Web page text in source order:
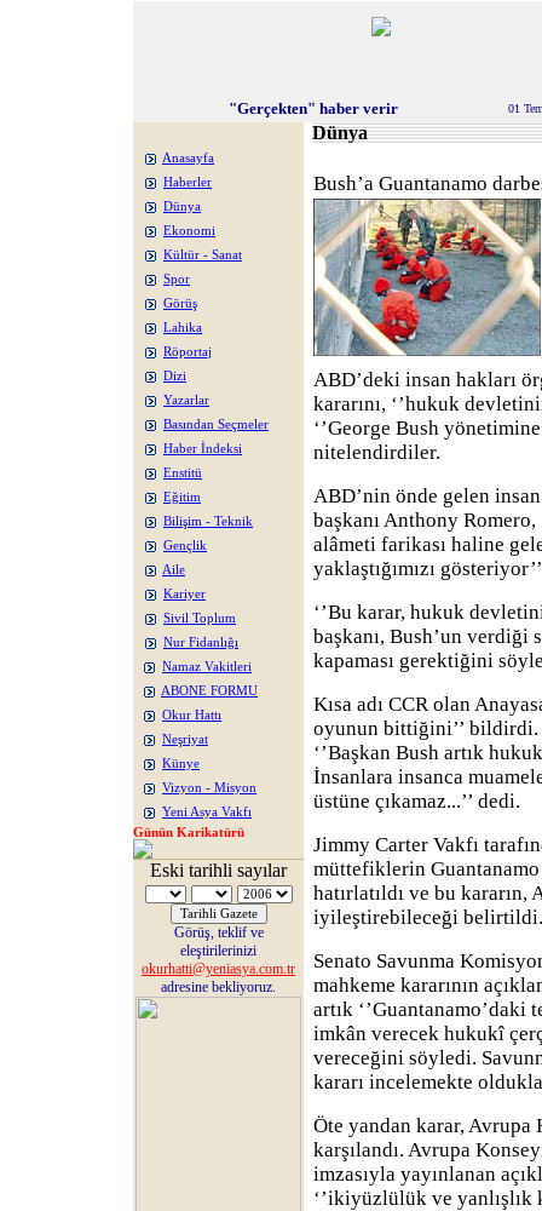
"Gerçekten" haber verir 01
Anasayfa
Haberler
Dünya
Ekonomi
Kültür - Sanat
Spor
Görüş
Lahika
Röportaj
Dizi
Yazarlar
Basından Seçmeler
Haber İndeksi
Enstitü
Eğitim
Bilişim - Teknik
Gençlik
Aile
Kariyer
Sivil Toplum
Nur Fidanlığı
Namaz Vakitleri
ABONE FORMU
Okur Hattı
Neşriyat
Künye
Vizyon - Misyon
Yeni Asya Vakfı
Günün Karikatürü
Eski tarihli sayılar
Görüş, teklif ve
eleştirilerinizi
okurhatti@yeniasya.com.tr
adresine bekliyoruz.
Dünya
Bush’a Guantanamo
ABD’deki insan hakları
kararını, ‘’hukuk
‘’George Bush
nitelendirdiler.
ABD’nin önde gelen
başkanı Anthony Romero,
alâmeti farikası haline
yaklaştığımızı
‘’Bu karar, hukuk
başkanı, Bush’un verdiği
kapaması gerektiğini
Kısa adı CCR olan
oyunun bittiğini’’
‘’Başkan Bush artık
İnsanlara insanca
üstüne çıkamaz...’’ dedi.
Jimmy Carter Vakfı
müttefiklerin
hatırlatıldı ve bu
iyileştirebileceği belirtildi.
Senato Savunma
mahkeme kararının
artık ‘’Guantanamo’daki
imkân verecek hukukî
vereceğini söyledi.
kararı incelemekte
Öte yandan karar,
karşılandı. Avrupa
imzasıyla yayınlanan
‘’ikiyüzlülük ve yanlışlık